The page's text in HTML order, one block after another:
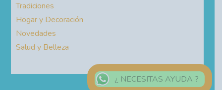
Tradiciones
Hogar y Decoración
Novedades
Salud y Belleza
¿ NECESITAS AYUDA ?